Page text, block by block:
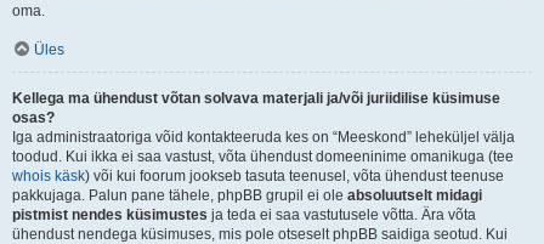
oma.
Üles
Kellega ma ühendust võtan solvava materjali ja/või juriidilise küsimuse
osas?
Iga administraatoriga võid kontakteeruda kes on “Meeskond” leheküljel välja
toodud. Kui ikka ei saa vastust, võta ühendust domeeninime omanikuga (tee
whois käsk) või kui foorum jookseb tasuta teenusel, võta ühendust teenuse
pakkujaga. Palun pane tähele, phpBB grupil ei ole absoluutselt midagi
pistmist nendes küsimustes ja teda ei saa vastutusele võtta. Ära võta
ühendust nendega küsimuses, mis pole otseselt phpBB saidiga seotud. Kui